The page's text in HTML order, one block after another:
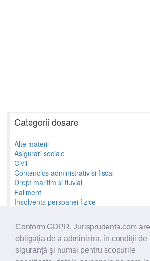
Conform GDPR, Jurisprudenta.com are
obligaţia de a administra, în condiţii de
siguranţă şi numai pentru scopurile
Categorii dosare
-
Alte materii
Asigurari sociale
Civil
Contencios administrativ si fiscal
Drept maritim si fluvial
Faliment
Insolventa persoanei fizice
Minori si familie
Penal
Proprietate Intelectuala